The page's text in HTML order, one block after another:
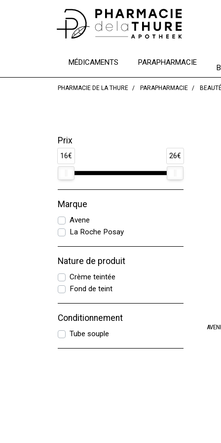
MÉDICAMENTS PARAPHARMACIE
PHARMACIE DE LA THURE PARAPHARMACIE
Prix
16€ 26€
Marque
Avene
La Roche Posay
Nature de produit
Crème teintée
Fond de teint
Conditionnement
Tube souple